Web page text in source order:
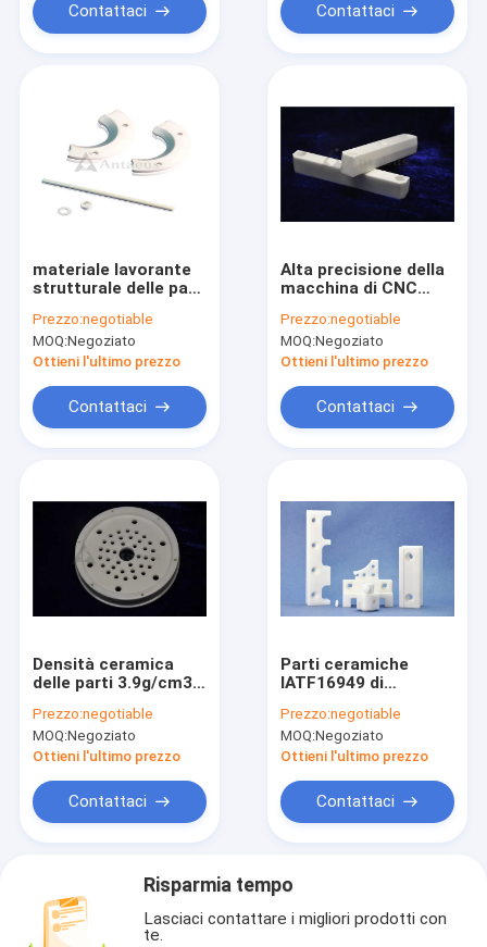
Contattaci Contattaci
materiale lavorante
strutturale delle parti
biossido di zirconio
3.9g/cm3
Prezzo:negotiable
MOQ:Negoziato
Ottieni l'ultimo prezzo
Contattaci
Alta precisione della
macchina di CNC
delle parti 6.0g/Cm3
di biossido di
zirconio
Prezzo:negotiable
MOQ:Negoziato
Ottieni l'ultimo prezzo
Contattaci
Densità ceramica
delle parti 3.9g/cm3
zirconio di elevata
purezza su misura
Prezzo:negotiable
MOQ:Negoziato
Ottieni l'ultimo prezzo
Contattaci
Parti ceramiche
IATF16949 di
di durezza di
rendimento elevato
Prezzo:negotiable
MOQ:Negoziato
Ottieni l'ultimo prezzo
Contattaci
Risparmia tempo
Lasciaci contattare i migliori prodotti con
te.